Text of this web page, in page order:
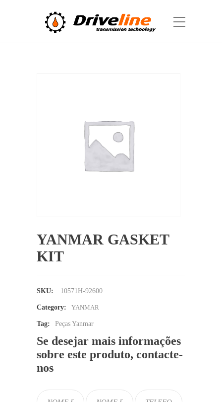
YANMAR GASKET
KIT
SKU: 10571H-92600
Category: YANMAR
Tag: Peças Yanmar
Se desejar mais informações
sobre este produto, contacte-
nos